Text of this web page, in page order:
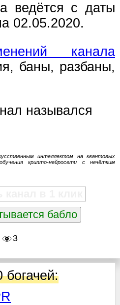
ведётся с даты
02.05.2020.
канала
баны, разбаны,
назывался
интеллектом на квантовых
крипто-нейросети с нечётким
бабло
3
богачей: